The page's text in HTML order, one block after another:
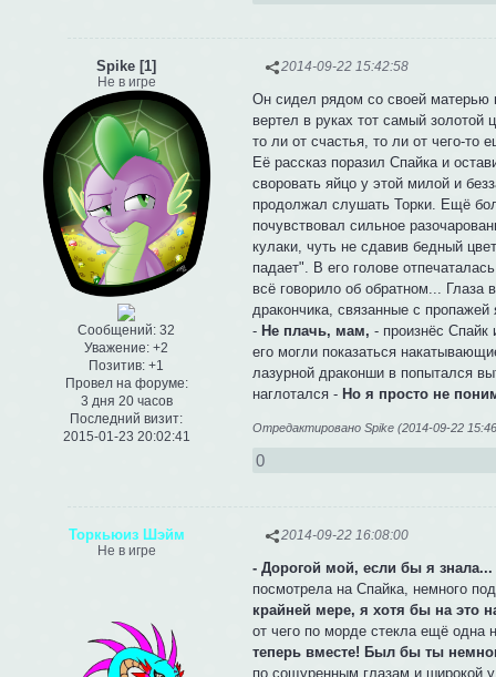
2014-09-22 15:42:58
Spike [1]
Не в игре
Сообщений: 32
Уважение: +2
Позитив: +1
Провел на форуме:
3 дня 20 часов
Последний визит:
2015-01-23 20:02:41
Он сидел рядом со своей матерью
вертел в руках тот самый золотой
то ли от счастья, то ли от чего-
Её рассказ поразил Спайка и
своровать яйцо у этой милой и
продолжал слушать Торки. Ещё
почувствовал сильное
кулаки, чуть не сдавив бедный
падает". В его голове
всё говорило об обратном...
дракончика, связанные с
- Не плачь, мам, - произнёс Спайк
его могли показаться
лазурной драконши в попытался
наглотался - Но я просто не
Отредактировано Spike (2014-09-22
0
2014-09-22 16:08:00
Торкьюиз Шэйм
Не в игре
- Дорогой мой, если бы я
посмотрела на Спайка, немного
крайней мере, я хотя бы на это
от чего по морде стекла ещё одна
теперь вместе! Был бы ты
по сощуренным глазам и широкой